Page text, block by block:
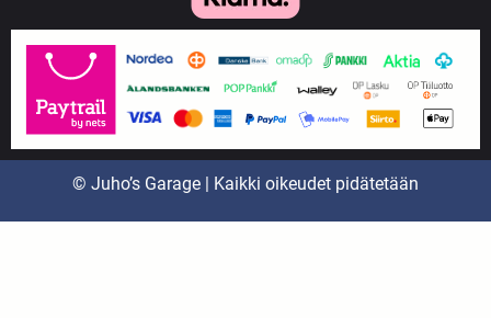
© Juho’s Garage | Kaikki oikeudet pidätetään